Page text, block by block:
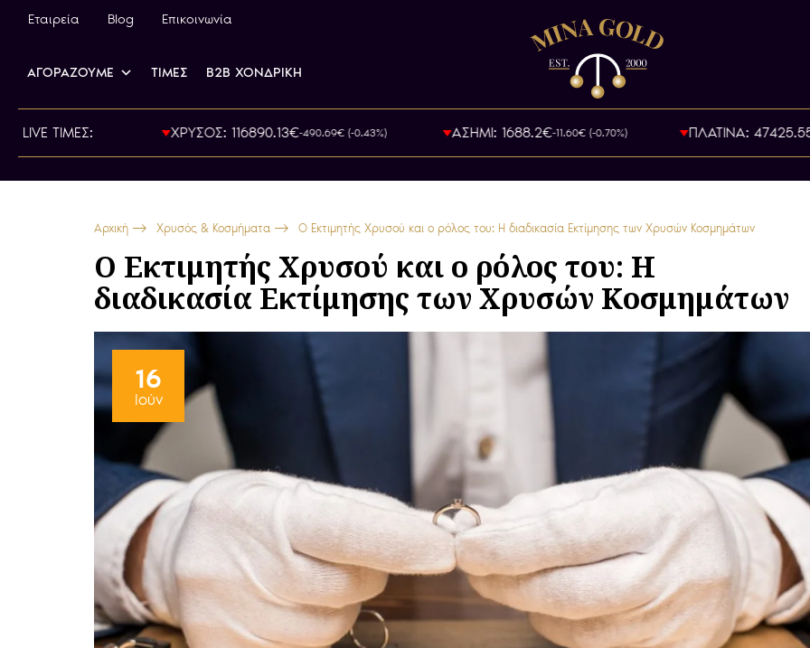
Εταιρεία Blog Επικοινωνία
ΑΓΟΡΑΖΟΥΜΕ ΤΙΜΕΣ B2B ΧΟΝΔΡΙΚΗ
LIVE ΤΙΜΕΣ:
800.00€ ΧΡΥΣΟΣ: 116890.13€-490.69€ (-0.43%) ΑΣΗΜΙ: 1688.2€-11.60€ (-0.70%) ΠΛΑΤΙΝΑ: 47425.55€-
Αρχική Χρυσός & Κοσμήματα Ο Εκτιμητής Χρυσού και ο ρόλος του: Η διαδικασία Εκτίμησης των Χρυσών Κοσμημάτων
Ο Εκτιμητής Χρυσού και ο ρόλος του: Η
διαδικασία Εκτίμησης των Χρυσών Κοσμημάτων
16
Ιούν